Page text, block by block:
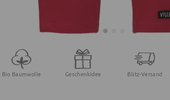
Bio Baumwolle Geschenkidee Blitz-Versand